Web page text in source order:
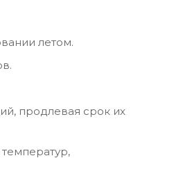
летом.
продлевая срок их